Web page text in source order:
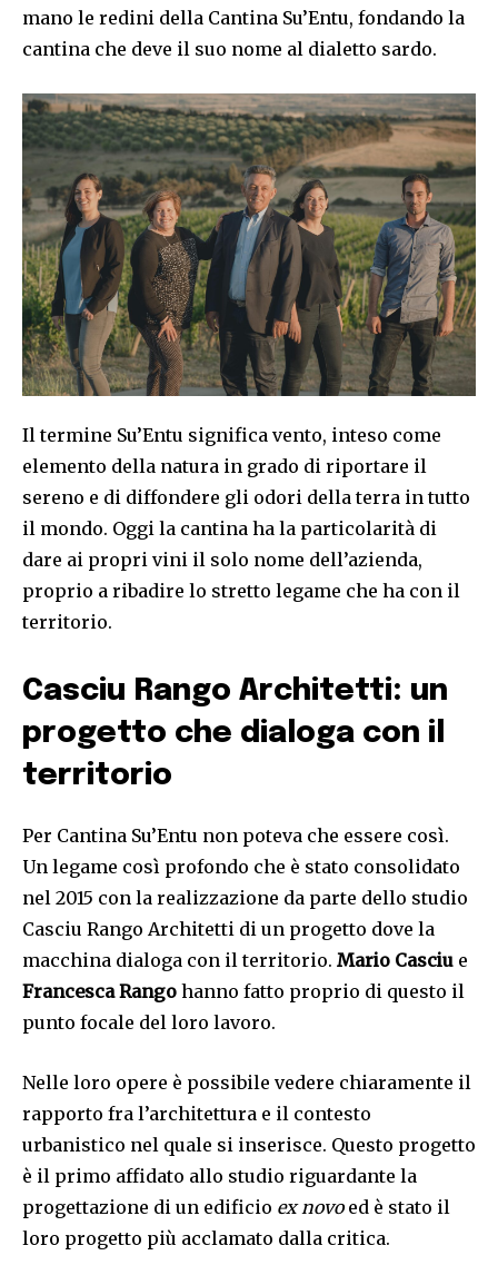
mano le redini della Cantina Su’Entu, fondando la
cantina che deve il suo nome al dialetto sardo.
Il termine Su’Entu significa vento, inteso come
elemento della natura in grado di riportare il
sereno e di diffondere gli odori della terra in tutto
il mondo. Oggi la cantina ha la particolarità di
dare ai propri vini il solo nome dell’azienda,
proprio a ribadire lo stretto legame che ha con il
territorio.
Casciu Rango Architetti: un
progetto che dialoga con il
territorio
Per Cantina Su’Entu non poteva che essere così.
Un legame così profondo che è stato consolidato
nel 2015 con la realizzazione da parte dello studio
Casciu Rango Architetti di un progetto dove la
macchina dialoga con il territorio. Mario Casciu e
Francesca Rango hanno fatto proprio di questo il
punto focale del loro lavoro.
Nelle loro opere è possibile vedere chiaramente il
rapporto fra l’architettura e il contesto
urbanistico nel quale si inserisce. Questo progetto
è il primo affidato allo studio riguardante la
progettazione di un edificio ex novoed è stato il
loro progetto più acclamato dalla critica.